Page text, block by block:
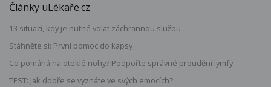
Články uLékaře.cz
13 situací, kdy je nutné volat záchrannou službu
Stáhněte si: První pomoc do kapsy
Co pomáhá na oteklé nohy? Podpořte správné proudění lymfy
TEST: Jak dobře se vyznáte ve svých emocích?